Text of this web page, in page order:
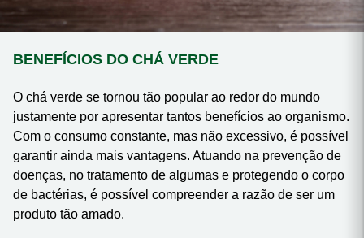
BENEFÍCIOS DO CHÁ VERDE
O chá verde se tornou tão popular ao redor do mundo
justamente por apresentar tantos benefícios ao organismo.
Com o consumo constante, mas não excessivo, é possível
garantir ainda mais vantagens. Atuando na prevenção de
doenças, no tratamento de algumas e protegendo o corpo
de bactérias, é possível compreender a razão de ser um
produto tão amado.